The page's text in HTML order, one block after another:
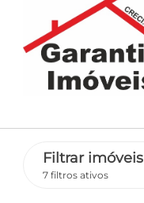
Filtrar imóveis
7 filtros ativos